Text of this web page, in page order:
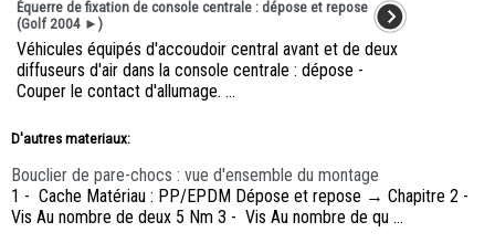
Équerre de fixation de console centrale : dépose et repose
(Golf 2004 ►)
Véhicules équipés d'accoudoir central avant et de deux
diffuseurs d'air dans la console centrale : dépose -
Couper le contact d'allumage. ...
D'autres materiaux:
Bouclier de pare-chocs : vue d'ensemble du montage
1 - Cache Matériau : PP/EPDM Dépose et repose → Chapitre 2 -
Vis Au nombre de deux 5 Nm 3 - Vis Au nombre de qu ...